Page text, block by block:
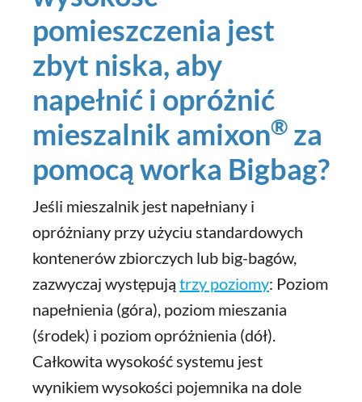
pomieszczenia jest
zbyt niska, aby
napełnić i opróżnić
mieszalnik amixon® za
pomocą worka Bigbag?
Jeśli mieszalnik jest napełniany i
opróżniany przy użyciu standardowych
kontenerów zbiorczych lub big-bagów,
zazwyczaj występują trzy poziomy: Poziom
napełnienia (góra), poziom mieszania
(środek) i poziom opróżnienia (dół).
Całkowita wysokość systemu jest
wynikiem wysokości pojemnika na dole